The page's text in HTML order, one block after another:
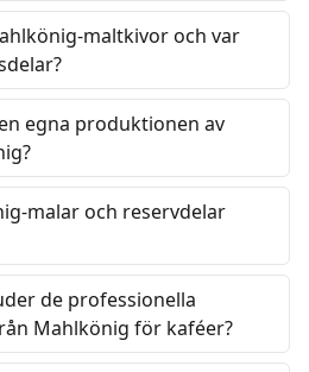
maltkivor och var
egna produktionen av
malar och reservdelar
de professionella
Mahlkönig för kaféer?